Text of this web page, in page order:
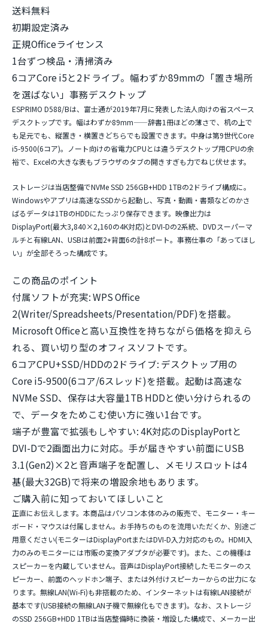
送料無料
初期設定済み
正規Officeライセンス
1台ずつ検品・清掃済み
6コアCore i5と2ドライブ。幅わずか89mmの「置き場所
を選ばない」事務デスクトップ
ESPRIMO D588/Bは、富士通が2019年7月に発表した法人向けの省スペース
デスクトップです。 幅はわずか89mm——辞書1冊ほどの薄さで、机の上で
も足元でも、縦置き・横置きどちらでも設置できます。中身は第9世代Core
i5-9500(6コア)。ノート向けの省電力CPUとは違うデスクトップ用CPUの余
裕で、Excelの大きな表もブラウザのタブの開きすぎも力でねじ伏せます。
ストレージは当店整備でNVMe SSD 256GB+HDD 1TBの2ドライブ構成に。
Windowsやアプリは高速なSSDから起動し、写真・動画・書類などのかさ
ばるデータは1TBのHDDにたっぷり保存できます。映像出力は
DisplayPort(最大3,840×2,160の4K対応)とDVI-Dの2系統、DVDスーパーマ
ルチと有線LAN、USBは前面2+背面6の計8ポート。事務仕事の「あってほし
い」が全部そろった構成です。
この商品のポイント
付属ソフトが充実:WPS Office
2(Writer/Spreadsheets/Presentation/PDF)を搭載。
Microsoft Officeと高い互換性を持ちながら価格を抑えら
れる、買い切り型のオフィスソフトです。
6コアCPU+SSD/HDDの2ドライブ: デスクトップ用の
Core i5-9500(6コア/6スレッド)を搭載。起動は高速な
NVMe SSD、保存は大容量1TB HDDと使い分けられるの
で、データをためこむ使い方に強い1台です。
端子が豊富で拡張もしやすい:4K対応のDisplayPortと
DVI-Dで2画面出力に対応。手が届きやすい前面にUSB
3.1(Gen2)×2と音声端子を配置し、メモリスロットは4
基(最大32GB)で将来の増設余地もあります。
ご購入前に知っておいてほしいこと
正直にお伝えします。本商品はパソコン本体のみの販売で、 モニター・キー
ボード・マウスは付属しません。お手持ちのものを流用いただくか、別途ご
用意ください(モニターはDisplayPortまたはDVI-D入力対応のもの。HDMI入
力のみのモニターには市販の変換アダプタが必要です)。また、この機種は
スピーカーを内蔵していません。音声はDisplayPort接続したモニターのス
ピーカー、前面のヘッドホン端子、または外付けスピーカーからの出力にな
ります。無線LAN(Wi-Fi)も非搭載のため、インターネットは有線LAN接続が
基本です(USB接続の無線LAN子機で無線化もできます)。なお、ストレージ
のSSD 256GB+HDD 1TBは当店整備時に換装・増設した構成で、メーカー出